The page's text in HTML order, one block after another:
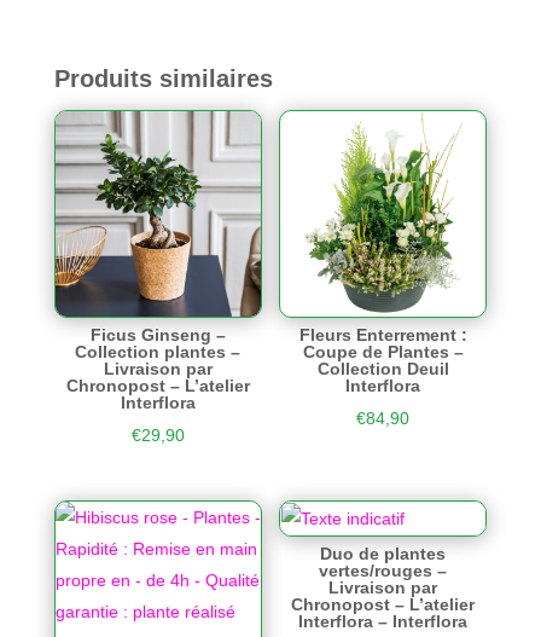
Produits similaires
Ficus Ginseng –
Collection plantes –
Livraison par
Chronopost – L’atelier
Interflora
€29,90
Fleurs Enterrement :
Coupe de Plantes –
Collection Deuil
Interflora
€84,90
Duo de plantes
vertes/rouges –
Livraison par
Chronopost – L’atelier
Interflora – Interflora